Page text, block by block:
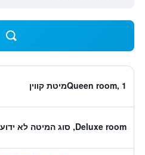
Queen room, 1מיטת קווין
Deluxe room, סוג המיטה לא ידוע